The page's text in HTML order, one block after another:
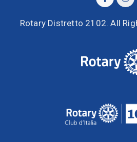
Rotary Distretto 2102. All